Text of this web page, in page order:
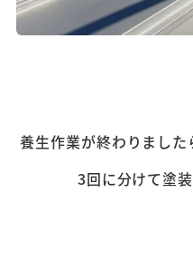
養生作業が終わりまし
3回に分けて塗